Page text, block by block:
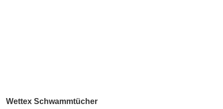
Wettex Schwammtücher